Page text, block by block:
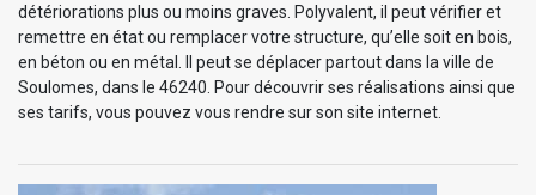
détériorations plus ou moins graves. Polyvalent, il peut vérifier et
remettre en état ou remplacer votre structure, qu’elle soit en bois,
en béton ou en métal. Il peut se déplacer partout dans la ville de
Soulomes, dans le 46240. Pour découvrir ses réalisations ainsi que
ses tarifs, vous pouvez vous rendre sur son site internet.